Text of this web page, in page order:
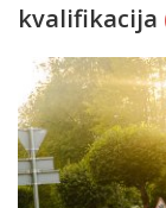
kvalifikacija